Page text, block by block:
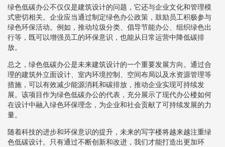
绿色低碳办公不仅仅是建筑设计的问题，它还与企业文化和管理模
式密切相关。企业应当通过制定绿色办公政策，鼓励员工积极参与
绿色环保活动。例如，推动垃圾分类、倡导节能办公、组织绿色出
行等，既可以增强员工的环保意识，也能从日常运营中降低碳排
放。
总之，绿色低碳办公是未来建筑设计的一个重要发展方向。通过合
理的建筑外立面设计、室内环境控制、空间布局以及水资源管理等
措施，可以有效减少能源消耗和碳排放，推动企业实现可持续发
展。该项目作为绿色低碳办公的代表，充分展示了现代办公楼如何
在设计中融入绿色环保理念，为企业和社会贡献了可持续发展的力
量。
随着科技的进步和环保意识的提升，未来的写字楼将越来越注重绿
色低碳设计。只有通过不断创新和改进，我们才能打造出更加环